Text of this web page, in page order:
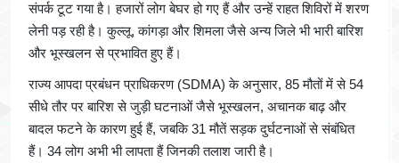
संपर्क टूट गया है। हजारों लोग बेघर हो गए हैं और उन्हें राहत शिविरों में शरण
लेनी पड़ रही है। कुल्लू, कांगड़ा और शिमला जैसे अन्य जिले भी भारी बारिश
और भूस्खलन से प्रभावित हुए हैं।
राज्य आपदा प्रबंधन प्राधिकरण (SDMA) के अनुसार, 85 मौतों में से 54
सीधे तौर पर बारिश से जुड़ी घटनाओं जैसे भूस्खलन, अचानक बाढ़ और
बादल फटने के कारण हुई हैं, जबकि 31 मौतें सड़क दुर्घटनाओं से संबंधित
हैं। 34 लोग अभी भी लापता हैं जिनकी तलाश जारी है।